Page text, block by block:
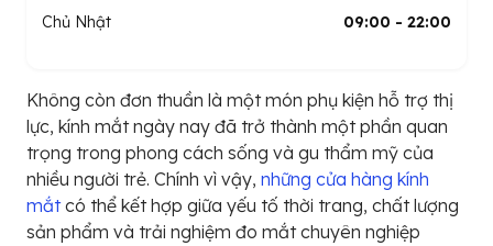
Chủ Nhật 09:00 - 22:00
Không còn đơn thuần là một món phụ kiện hỗ trợ thị
lực, kính mắt ngày nay đã trở thành một phần quan
trọng trong phong cách sống và gu thẩm mỹ của
nhiều người trẻ. Chính vì vậy, những cửa hàng kính
mắtcó thể kết hợp giữa yếu tố thời trang, chất lượng
sản phẩm và trải nghiệm đo mắt chuyên nghiệp